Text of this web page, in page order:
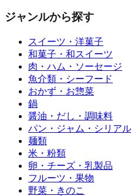
ジャンルから探す
スイーツ・洋菓子
和菓子・和スイーツ
肉・ハム・ソーセージ
魚介類・シーフード
おかず・お惣菜
鍋
醤油・だし・調味料
パン・ジャム・シリアル
麺類
米・粉類
卵・チーズ・乳製品
フルーツ・果物
野菜・きのこ